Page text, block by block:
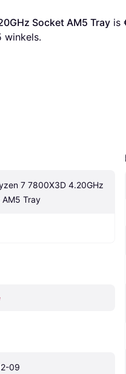
Socket AM5 Tray is
winkels.
7 7800X3D 4.20GHz
AM5 Tray
09